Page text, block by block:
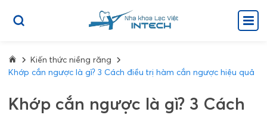
Kiến thức niềng răng
Khớp cắn ngược là gì? 3 Cách điều trị hàm cắn ngược hiệu quả
Khớp cắn ngược là gì? 3 Cách